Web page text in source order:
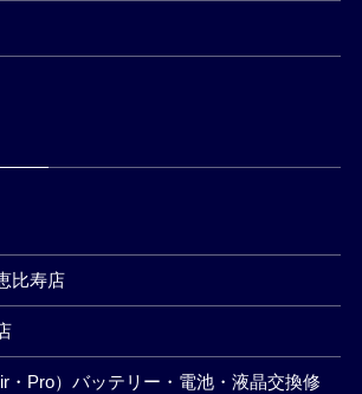
比寿店
・Pro）バッテリー・電池・液晶交換修